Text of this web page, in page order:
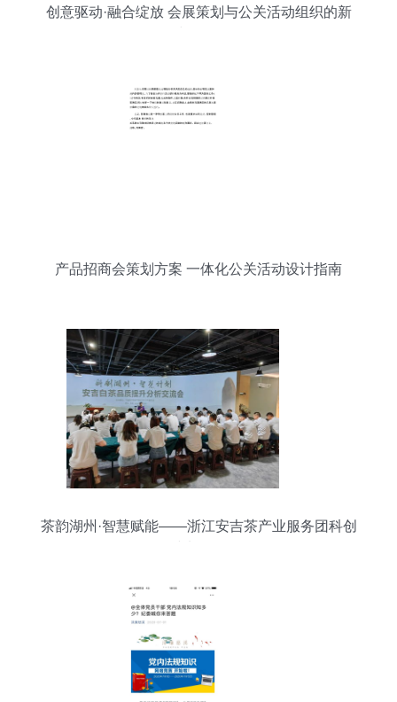
创意驱动·融合绽放 会展策划与公关活动组织的新
产品招商会策划方案 一体化公关活动设计指南
茶韵湖州·智慧赋能——浙江安吉茶产业服务团科创